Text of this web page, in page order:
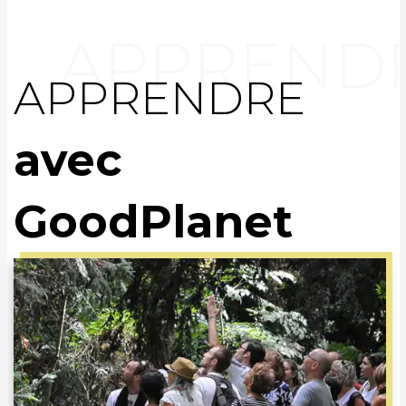
APPRENDRE
avec
GoodPlanet